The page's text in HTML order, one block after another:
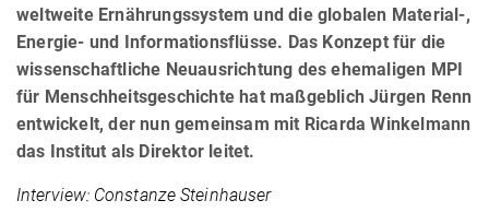
weltweite Ernährungssystem und die globalen Material-,
Energie- und Informationsflüsse. Das Konzept für die
wissenschaftliche Neuausrichtung des ehemaligen MPI
für Menschheitsgeschichte hat maßgeblich Jürgen Renn
entwickelt, der nun gemeinsam mit Ricarda Winkelmann
das Institut als Direktor leitet.
Interview: Constanze Steinhauser